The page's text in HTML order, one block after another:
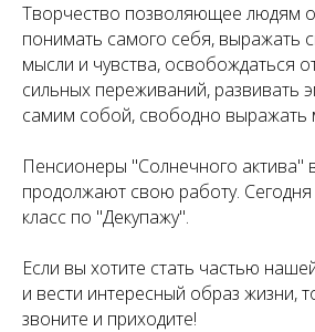
Творчество позволяющее людям
понимать самого себя, выражать
мысли и чувства, освобождаться
сильных переживаний, развивать
самим собой, свободно выражать
Пенсионеры "Солнечного актива"
продолжают свою работу.
класс по "Декупажу".
Если вы хотите стать частью
и вести интересный образ жизни,
звоните и приходите!